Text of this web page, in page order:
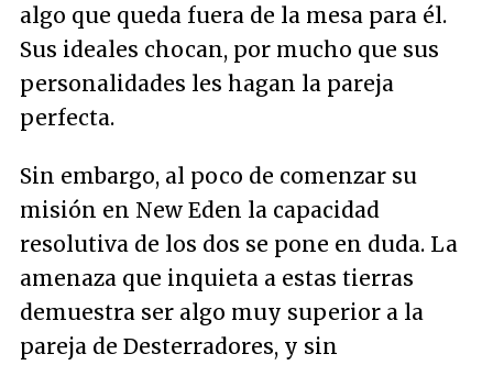
algo que queda fuera de la mesa para él.
Sus ideales chocan, por mucho que sus
personalidades les hagan la pareja
perfecta.
Sin embargo, al poco de comenzar su
misión en New Eden la capacidad
resolutiva de los dos se pone en duda. La
amenaza que inquieta a estas tierras
demuestra ser algo muy superior a la
pareja de Desterradores, y sin